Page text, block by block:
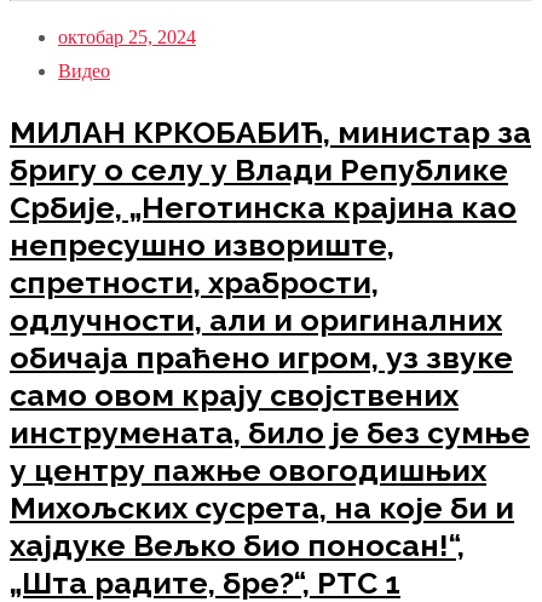
октобар 25, 2024
Видео
МИЛАН КРКОБАБИЋ, министар за
бригу о селу у Влади Републике
Србије, „Неготинска крајина као
непресушно извориште,
спретности, храбрости,
одлучности, али и оригиналних
обичаја праћено игром, уз звуке
само овом крају својствених
инструмената, било је без сумње
у центру пажње овогодишњих
Михољских сусрета, на које би и
хајдуке Вељко био поносан!“,
„Шта радите, бре?“, РТС 1